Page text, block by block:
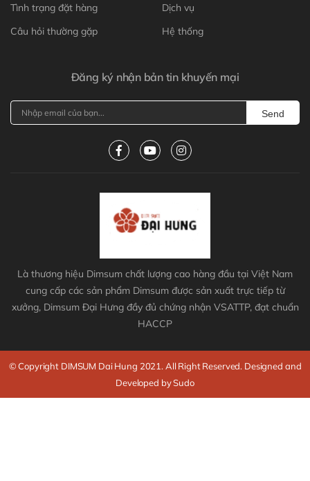
Tình trạng đặt hàng
Câu hỏi thường gặp
Dịch vụ
Hệ thống
Đăng ký nhận bản tin khuyến mại
Send
Là thương hiệu Dimsum chất lượng cao hàng đầu tại Việt Nam
cung cấp các sản phẩm Dimsum được sản xuất trực tiếp từ
xưởng, Dimsum Đại Hưng đầy đủ chứng nhận VSATTP, đạt chuẩn
HACCP
© Copyright DIMSUM Dai Hung 2021. All Right Reserved. Designed and
Developed by Sudo